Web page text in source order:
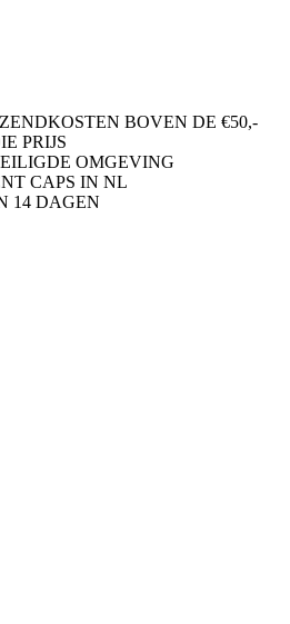
BOVEN DE €50,-
PRIJS
OMGEVING
CAPS IN NL
14 DAGEN